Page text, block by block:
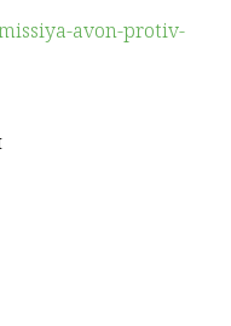
avon-protiv-